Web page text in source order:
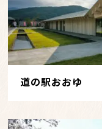
道の駅おおゆ